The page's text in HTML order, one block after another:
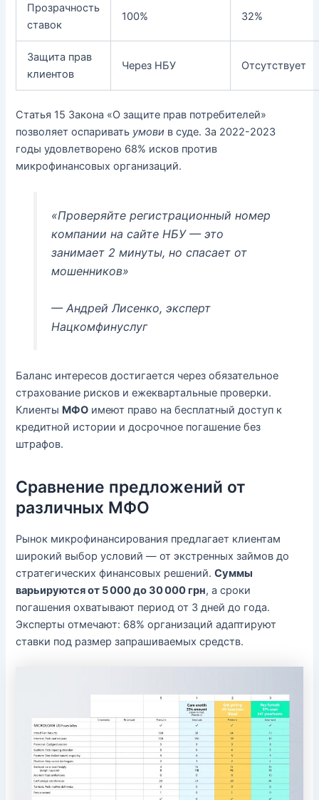
Прозрачность
ставок
100% 32%
Защита прав
клиентов
Через НБУ Отсутствует
Статья 15 Закона «О защите прав потребителей»
позволяет оспаривать умови в суде. За 2022-2023
годы удовлетворено 68% исков против
микрофинансовых организаций.
«Проверяйте регистрационный номер
компании на сайте НБУ — это
занимает 2 минуты, но спасает от
мошенников»
— Андрей Лисенко, эксперт
Нацкомфинуслуг
Баланс интересов достигается через обязательное
страхование рисков и ежеквартальные проверки.
Клиенты МФО имеют право на бесплатный доступ к
кредитной истории и досрочное погашение без
штрафов.
Сравнение предложений от
различных МФО
Рынок микрофинансирования предлагает клиентам
широкий выбор условий — от экстренных займов до
стратегических финансовых решений.Суммы
варьируются от 5 000 до 30 000 грн, а сроки
погашения охватывают период от 3 дней до года.
Эксперты отмечают: 68% организаций адаптируют
ставки под размер запрашиваемых средств.